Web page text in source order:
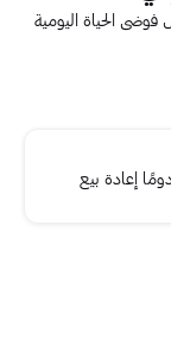
الحياة اليومية
إعادة بيع